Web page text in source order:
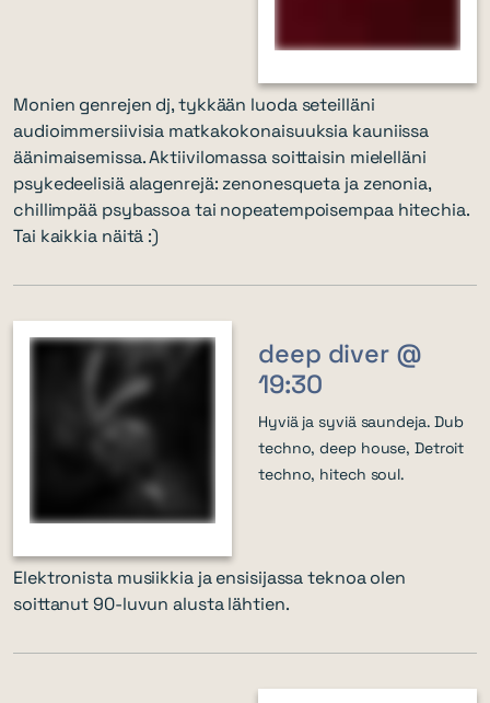
Monien genrejen dj, tykkään luoda seteilläni
audioimmersiivisia matkakokonaisuuksia kauniissa
äänimaisemissa. Aktiivilomassa soittaisin mielelläni
psykedeelisiä alagenrejä: zenonesqueta ja zenonia,
chillimpää psybassoa tai nopeatempoisempaa hitechia.
Tai kaikkia näitä :)
deep diver @
19:30
Hyviä ja syviä saundeja. Dub
techno, deep house, Detroit
techno, hitech soul.
Elektronista musiikkia ja ensisijassa teknoa olen
soittanut 90-luvun alusta lähtien.